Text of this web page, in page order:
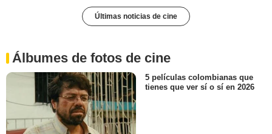
Últimas noticias de cine
Álbumes de fotos de cine
5 películas colombianas que
tienes que ver sí o sí en 2026